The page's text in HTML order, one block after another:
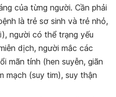
của từng người. Cần phải
là trẻ sơ sinh và trẻ nhỏ,
người có thể trạng yếu
dịch, người mắc các
mãn tính (hen suyễn, giãn
mạch (suy tim), suy thận